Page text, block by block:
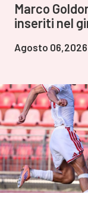
Marco
inseriti nel
Agosto 06,2026